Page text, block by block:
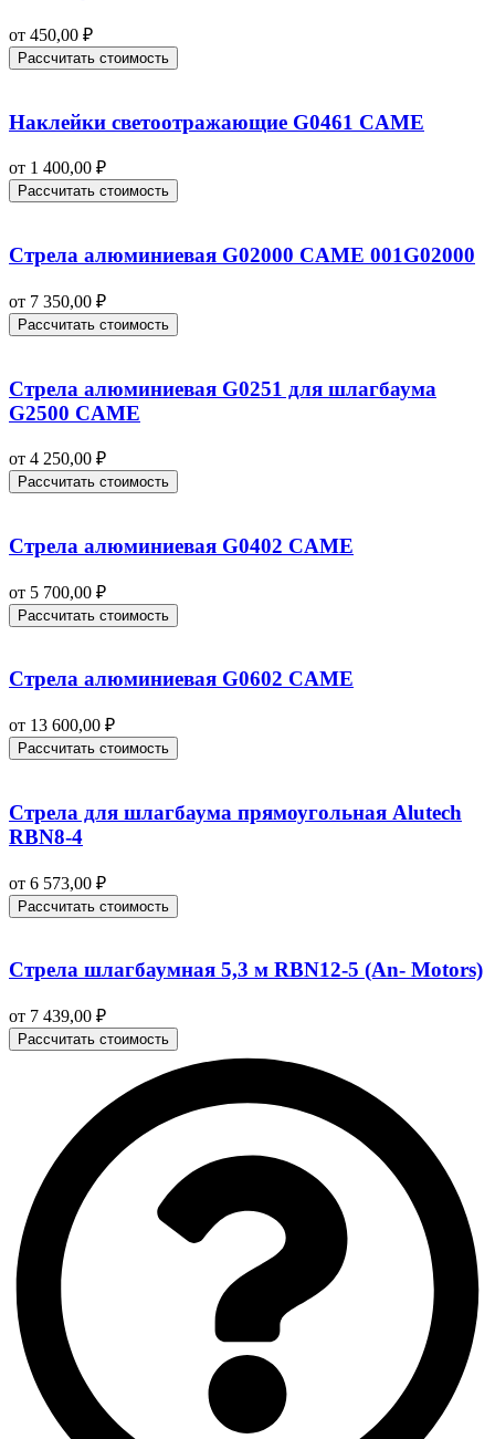
от 450,00 ₽
Рассчитать стоимость
Наклейки светоотражающие G0461 CAME
от 1 400,00 ₽
Рассчитать стоимость
Стрела алюминиевая G02000 CAME 001G02000
от 7 350,00 ₽
Рассчитать стоимость
Стрела алюминиевая G0251 для шлагбаума
G2500 CAME
от 4 250,00 ₽
Рассчитать стоимость
Стрела алюминиевая G0402 CAME
от 5 700,00 ₽
Рассчитать стоимость
Стрела алюминиевая G0602 CAME
от 13 600,00 ₽
Рассчитать стоимость
Стрела для шлагбаума прямоугольная Alutech
RBN8-4
от 6 573,00 ₽
Рассчитать стоимость
Стрела шлагбаумная 5,3 м RBN12-5 (An- Motors)
от 7 439,00 ₽
Рассчитать стоимость